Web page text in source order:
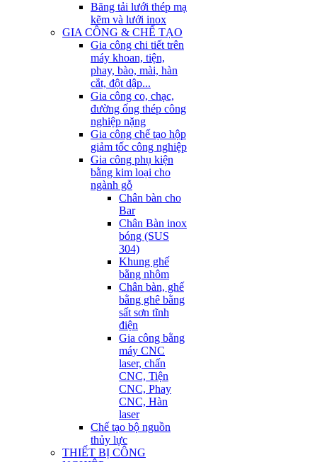
Băng tải lưới thép mạ
kẽm và lưới inox
GIA CÔNG & CHẾ TẠO
Gia công chi tiết trên
máy khoan, tiện,
phay, bào, mài, hàn
cắt, đột dập...
Gia công co, chạc,
đường ống thép công
nghiệp nặng
Gia công chế tạo hộp
giảm tốc công nghiệp
Gia công phụ kiện
bằng kim loại cho
ngành gỗ
Chân bàn cho
Bar
Chân Bàn inox
bóng (SUS
304)
Khung ghế
bằng nhôm
Chân bàn, ghế
bằng ghê bằng
sất sơn tĩnh
điện
Gia công bằng
máy CNC
laser, chấn
CNC, Tiện
CNC, Phay
CNC, Hàn
laser
Chế tạo bộ nguồn
thủy lực
THIẾT BỊ CÔNG